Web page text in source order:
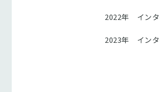
2022年 インタ
2023年 インタ